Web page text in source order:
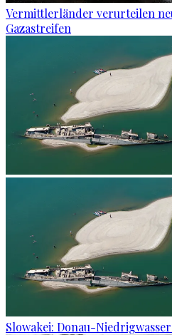
Vermittlerländer verurteilen
Gazastreifen
Slowakei: Donau-